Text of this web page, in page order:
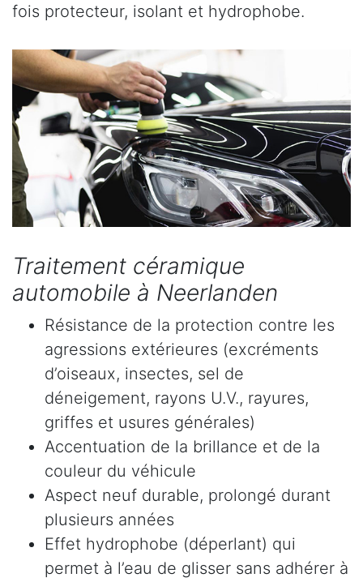
fois protecteur, isolant et hydrophobe.
Traitement céramique
automobile à Neerlanden
Résistance de la protection contre les
agressions extérieures (excréments
d’oiseaux, insectes, sel de
déneigement, rayons U.V., rayures,
griffes et usures générales)
Accentuation de la brillance et de la
couleur du véhicule
Aspect neuf durable, prolongé durant
plusieurs années
Effet hydrophobe (déperlant) qui
permet à l’eau de glisser sans adhérer à